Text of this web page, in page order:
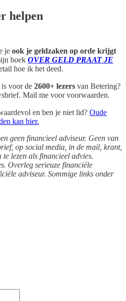
helpen
je ook je geldzaken op orde krijgt
boek OVER GELD PRAAT JE
hoe ik het deed.
voor de 2600+ lezers van Betering?
Mail me voor voorwaarden.
en ben je niet lid? Oude
kan hier.
geen financieel adviseur. Geen van
op social media, in de mail, krant,
lezen als financieel advies.
Overleg serieuze financiële
adviseur. Sommige links onder